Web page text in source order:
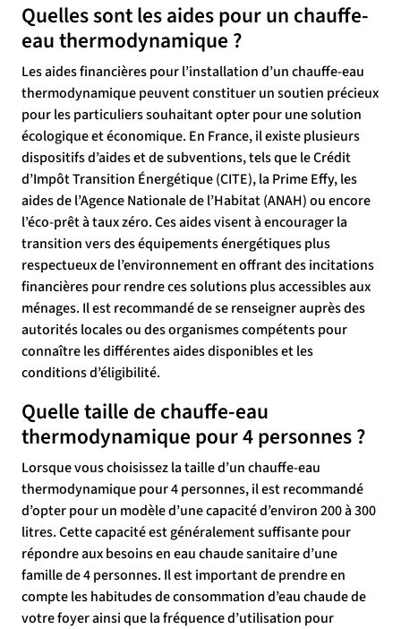
Quelles sont les aides pour un chauffe-
eau thermodynamique ?
Les aides financières pour l’installation d’un chauffe-eau
thermodynamique peuvent constituer un soutien précieux
pour les particuliers souhaitant opter pour une solution
écologique et économique. En France, il existe plusieurs
dispositifs d’aides et de subventions, tels que le Crédit
d’Impôt Transition Énergétique (CITE), la Prime Effy, les
aides de l’Agence Nationale de l’Habitat (ANAH) ou encore
l’éco-prêt à taux zéro. Ces aides visent à encourager la
transition vers des équipements énergétiques plus
respectueux de l’environnement en offrant des incitations
financières pour rendre ces solutions plus accessibles aux
ménages. Il est recommandé de se renseigner auprès des
autorités locales ou des organismes compétents pour
connaître les différentes aides disponibles et les
conditions d’éligibilité.
Quelle taille de chauffe-eau
thermodynamique pour 4 personnes ?
Lorsque vous choisissez la taille d’un chauffe-eau
thermodynamique pour 4 personnes, il est recommandé
d’opter pour un modèle d’une capacité d’environ 200 à 300
litres. Cette capacité est généralement suffisante pour
répondre aux besoins en eau chaude sanitaire d’une
famille de 4 personnes. Il est important de prendre en
compte les habitudes de consommation d’eau chaude de
votre foyer ainsi que la fréquence d’utilisation pour